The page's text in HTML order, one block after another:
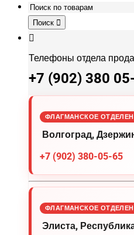
Поиск
Телефоны отдела
+7 (902) 380
ФЛАГМАНСКОЕ
Волгоград,
+7 (902) 380-05-65
ФЛАГМАНСКОЕ
Элиста,